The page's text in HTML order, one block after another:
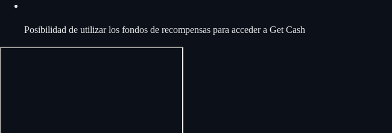
Posibilidad de utilizar los fondos de recompensas para acceder a Get Cash